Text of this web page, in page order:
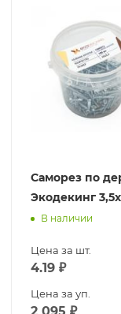
Саморез по
Экодекинг
В наличии
Цена за шт.
4.19 ₽
Цена за уп.